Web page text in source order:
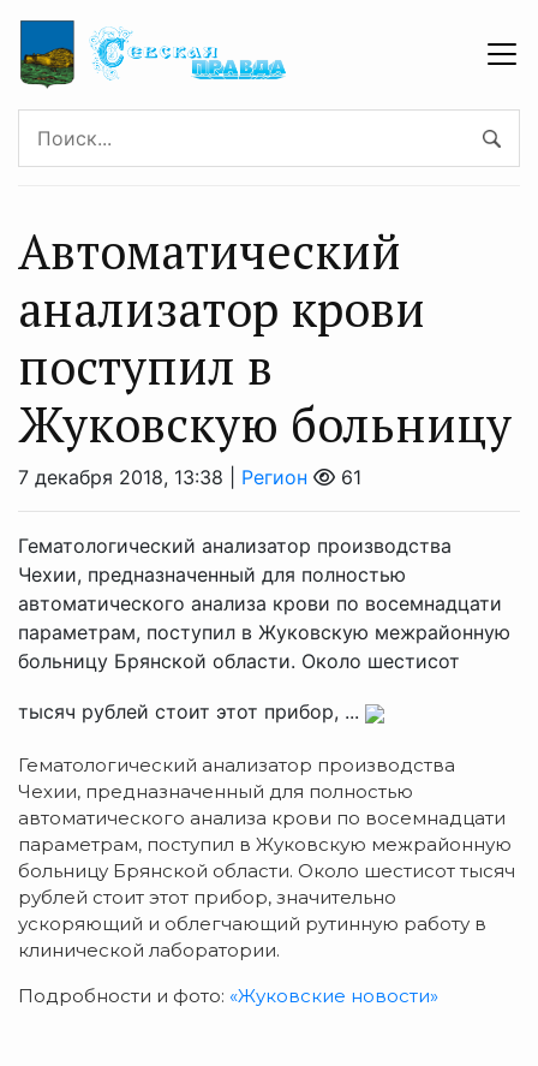
Автоматический
анализатор крови
поступил в
Жуковскую больницу
7 декабря 2018, 13:38 | Регион 61
Гематологический анализатор производства
Чехии, предназначенный для полностью
автоматического анализа крови по восемнадцати
параметрам, поступил в Жуковскую межрайонную
больницу Брянской области. Около шестисот
тысяч рублей стоит этот прибор, ...
Гематологический анализатор производства
Чехии, предназначенный для полностью
автоматического анализа крови по восемнадцати
параметрам, поступил в Жуковскую межрайонную
больницу Брянской области. Около шестисот тысяч
рублей стоит этот прибор, значительно
ускоряющий и облегчающий рутинную работу в
клинической лаборатории.
Подробности и фото: «Жуковские новости»